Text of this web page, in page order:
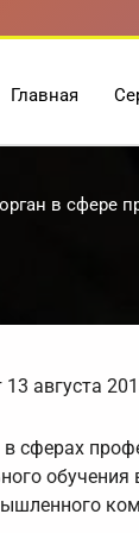
Главная
в сфере
августа
сферах